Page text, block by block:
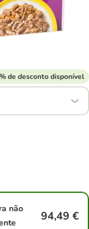
% de desconto disponível
não
94,49 €